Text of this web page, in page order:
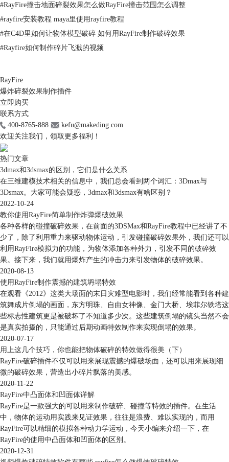
图15 设置外部量为0.5
设置完毕后，再次为茶壶添加Fragments破碎效果，并进行演示，如图16
演示效果中，茶壶破碎不再是实心物体的破碎效果，而是作为空心物体进
行计算并成功破碎，符合日常生活中的要求。
二、将茶壶碎片归纳至Sleeping Objects
此时，出现了另外一个问题，我们期望的过程为小球下落触碰茶壶，茶壶
破碎，而茶壶没有经过小球碰撞便自动破碎了，我们需要将茶壶碎片归纳
至Sleeping Objects（休眠物体） ，等待球体碰撞，触发茶壶的破碎动
#RayFire撞击地面碎裂效果怎么做RayFire撞击范围怎么调整
#rayfire安装教程 maya里使用rayfire教程
#在C4D里如何让物体模型破碎 如何用RayFire制作破碎效果
#Rayfire如何制作碎片飞溅的视频
RayFire
爆炸碎裂效果制作插件
立即购买
联系方式
400-8765-888
kefu@makeding.com
欢迎关注我们，领取更多福利！
热门文章
3dmax和3dsmax的区别，它们是什么关系
在三维建模技术相关的信息中，我们总会看到两个词汇：3Dmax与
3Dsmax。大家可能会疑惑，3dmax和3dsmax有啥区别？
2022-10-24
教你使用RayFire简单制作炸弹爆破效果
各种各样的碰撞破碎效果，在前面的3DSMax和RayFire教程中已经讲了不
少了，除了利用重力来驱动物体运动，引发碰撞破碎效果外，我们还可以
利用RayFire模拟力的功能，为物体添加各种外力，引发不同的破碎效
果。接下来，我们就用爆炸产生的冲击力来引发物体的破碎效果。
2020-08-13
使用RayFire制作震撼的建筑坍塌特效
在观看《2012》这类大场面的末日灾难型电影时，我们经常能看到各种建
筑舞成片倒塌的画面，东方明珠、自由女神像、金门大桥、埃菲尔铁塔这
些标志性建筑更是被破坏了不知道多少次。这些建筑倒塌的镜头当然不会
是真实拍摄的，只能通过后期动画特效制作来实现倒塌的效果。
2020-07-17
用上这几个技巧，你也能把物体破碎的特效做得很美（下）
RayFire破碎插件不仅可以用来展现震撼的爆破场面，还可以用来展现细
微的破碎效果，营造出小碎片飘落的美感。
2020-11-22
RayFire中凸面体和凹面体详解
RayFire是一款强大的可以用来制作破碎、碰撞等特效的插件。在生活
中，物体的运动用实践来见证效果，往往是浪费、难以实现的，而用
RayFire可以精细的模拟各种动力学运动，今天小编来介绍一下，在
RayFire的使用中凸面体和凹面体的区别。
2020-12-31